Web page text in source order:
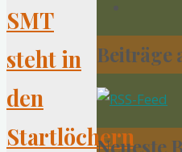
SMT
steht in
den
Startlöchern
Beiträge
Neueste